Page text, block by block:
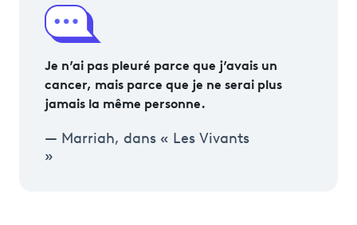
Je n’ai pas pleuré parce que j’avais un
cancer, mais parce que je ne serai plus
jamais la même personne.
Marriah, dans « Les Vivants
»